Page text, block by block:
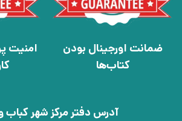
ضمانت اورجینال بودن
کتاب‌ها
امنیت
آدرس دفتر مرکز شهر کباب